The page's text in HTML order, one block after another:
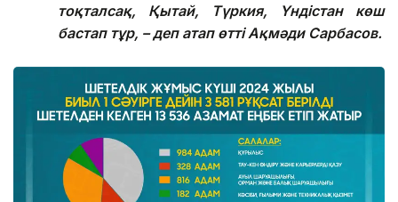
тоқталсақ, Қытай, Түркия, Үндістан көш
бастап тұр, – деп атап өтті Ақмәди Сарбасов.